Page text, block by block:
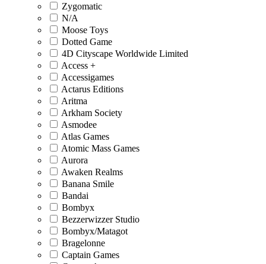
Zygomatic
N/A
Moose Toys
Dotted Game
4D Cityscape Worldwide Limited
Access +
Accessigames
Actarus Editions
Aritma
Arkham Society
Asmodee
Atlas Games
Atomic Mass Games
Aurora
Awaken Realms
Banana Smile
Bandai
Bombyx
Bezzerwizzer Studio
Bombyx/Matagot
Bragelonne
Captain Games